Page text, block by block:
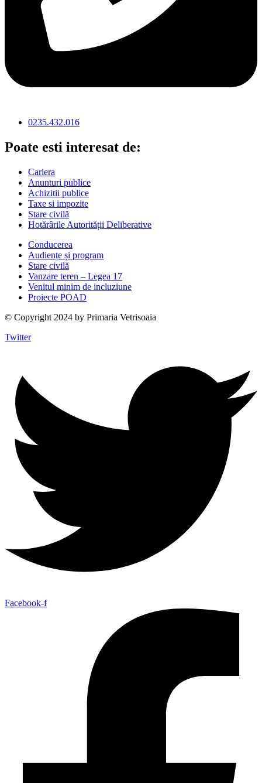
0235.432.016
Poate esti interesat de:
Cariera
Anunturi publice
Achizitii publice
Taxe si impozite
Stare civilă
Hotărârile Autorității Deliberative
Conducerea
Audiențe și program
Stare civilă
Vanzare teren – Legea 17
Venitul minim de incluziune
Proiecte POAD
© Copyright 2024 by Primaria Vetrisoaia
Twitter
Facebook-f